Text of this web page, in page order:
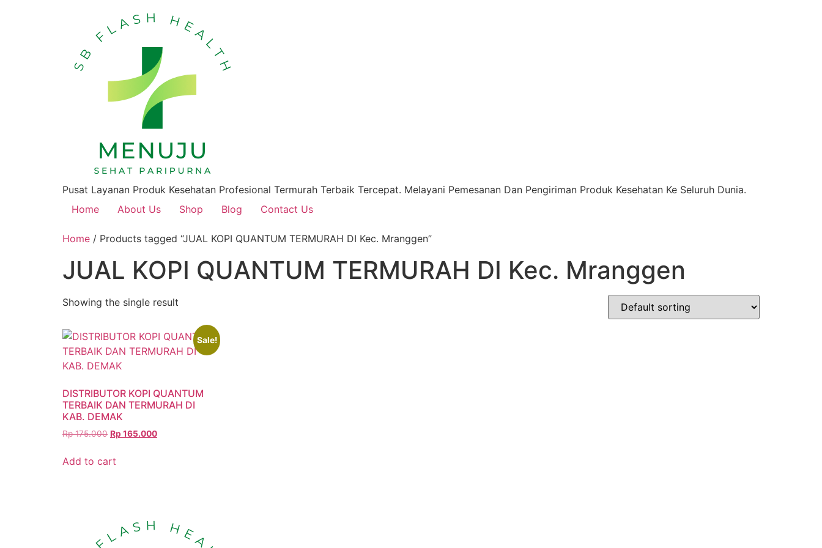
Pusat Layanan Produk Kesehatan Profesional Termurah Terbaik Tercepat. Melayani Pemesanan Dan Pengiriman Produk Kesehatan Ke Seluruh Dunia.
Home
About Us Shop Blog Contact Us
Home / Products tagged “JUAL KOPI QUANTUM TERMURAH DI Kec. Mranggen”
JUAL KOPI QUANTUM TERMURAH DI Kec. Mranggen
Showing the single result
Sale!
DISTRIBUTOR KOPI QUANTUM
TERBAIK DAN TERMURAH DI
KAB. DEMAK
Rp175.000 Rp 165.000
Add to cart